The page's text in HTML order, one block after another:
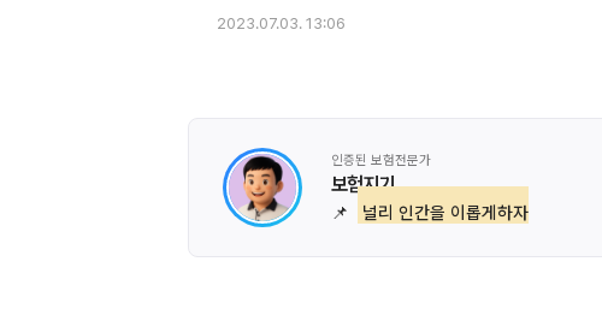
2023.07.03. 13:06
인증된 보험전문가
보험지기
📌 널리 인간을 이롭게하자